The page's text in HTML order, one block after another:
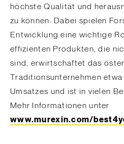
höchste Qualität und
zu können. Dabei spielen
Entwicklung eine wichtige
effizienten Produkten, die
sind, erwirtschaftet das
Traditionsunternehmen
Umsatzes und ist in vielen
Mehr Informationen unter
www.murexin.com/